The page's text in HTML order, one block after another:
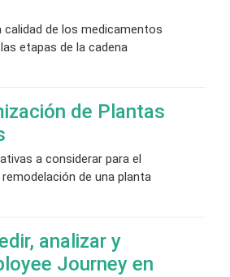
de los medicamentos
etapas de la cadena
de Plantas
a considerar para el
de una planta
analizar y
Journey en